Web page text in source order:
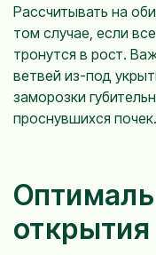
Рассчитывать на
том случае, если
тронутся в рост.
ветвей из-под
заморозки
проснувшихся почек.
открытия